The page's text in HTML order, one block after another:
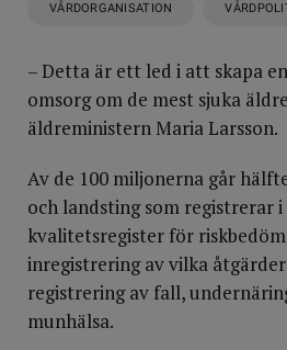
VÅRDORGANISATION
– Detta är ett led i att skapa
omsorg om de mest sjuka
äldreministern Maria Larsson.
Av de 100 miljonerna går
och landsting som registrerar
kvalitetsregister för
inregistrering av vilka
registrering av fall,
munhälsa.